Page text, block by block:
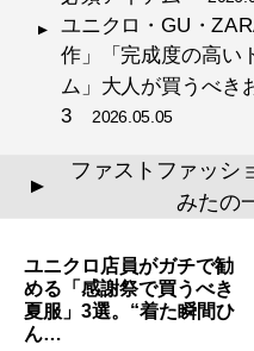
ユニクロ・GU・
作」「完成度の高い
ム」大人が買うべき
3 2026.05.05
▲
ファストファッシ
みたの
ユニクロ店員がガチで勧
める「感謝祭で買うべき
夏服」3選。“着た瞬間ひ
ん…